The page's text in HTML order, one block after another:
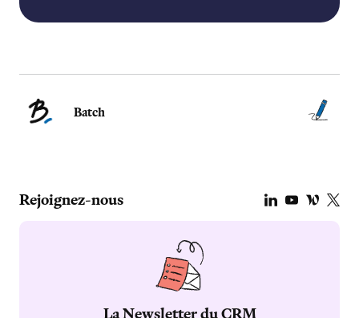
Batch
Rejoignez-nous
La Newsletter du CRM